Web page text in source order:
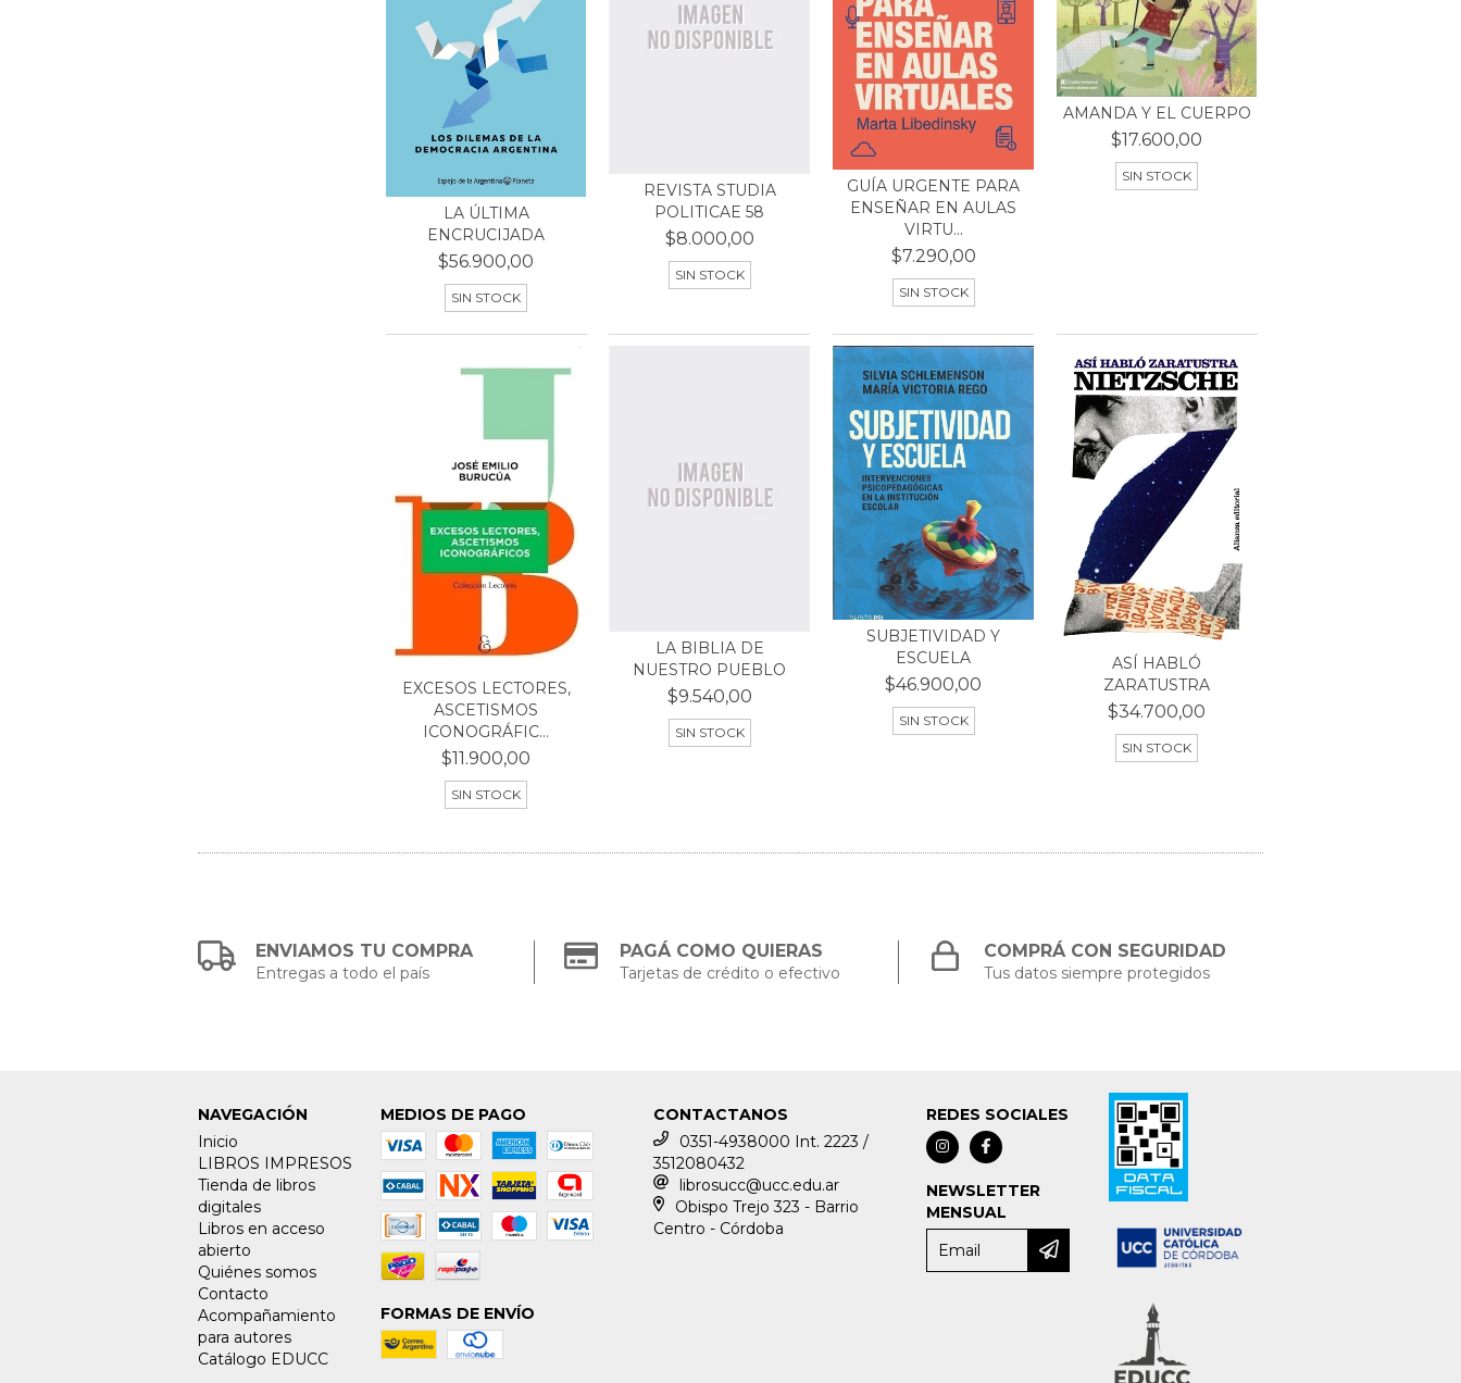
LA ÚLTIMA
ENCRUCIJADA
$56.900,00
SIN STOCK
REVISTA STUDIA
POLITICAE 58
$8.000,00
SIN STOCK
GUÍA URGENTE PARA
ENSEÑAR EN AULAS
VIRTU...
$7.290,00
SIN STOCK
AMANDA Y EL CUERPO
$17.600,00
SIN STOCK
EXCESOS LECTORES,
ASCETISMOS
ICONOGRÁFIC...
$11.900,00
SIN STOCK
LA BIBLIA DE
NUESTRO PUEBLO
$9.540,00
SIN STOCK
SUBJETIVIDAD Y
ESCUELA
$46.900,00
SIN STOCK
ASÍ HABLÓ
ZARATUSTRA
$34.700,00
SIN STOCK
ENVIAMOS TU COMPRA
Entregas a todo el país
PAGÁ COMO QUIERAS
Tarjetas de crédito o efectivo
COMPRÁ CON SEGURIDAD
Tus datos siempre protegidos
NAVEGACIÓN
Inicio
LIBROS IMPRESOS
Tienda de libros
digitales
Libros en acceso
abierto
Quiénes somos
Contacto
Acompañamiento
para autores
Catálogo EDUCC
MEDIOS DE PAGO
FORMAS DE ENVÍO
CONTACTANOS
0351-4938000 Int. 2223 /
3512080432
librosucc@ucc.edu.ar
Obispo Trejo 323 - Barrio
Centro - Córdoba
REDES SOCIALES
NEWSLETTER
MENSUAL